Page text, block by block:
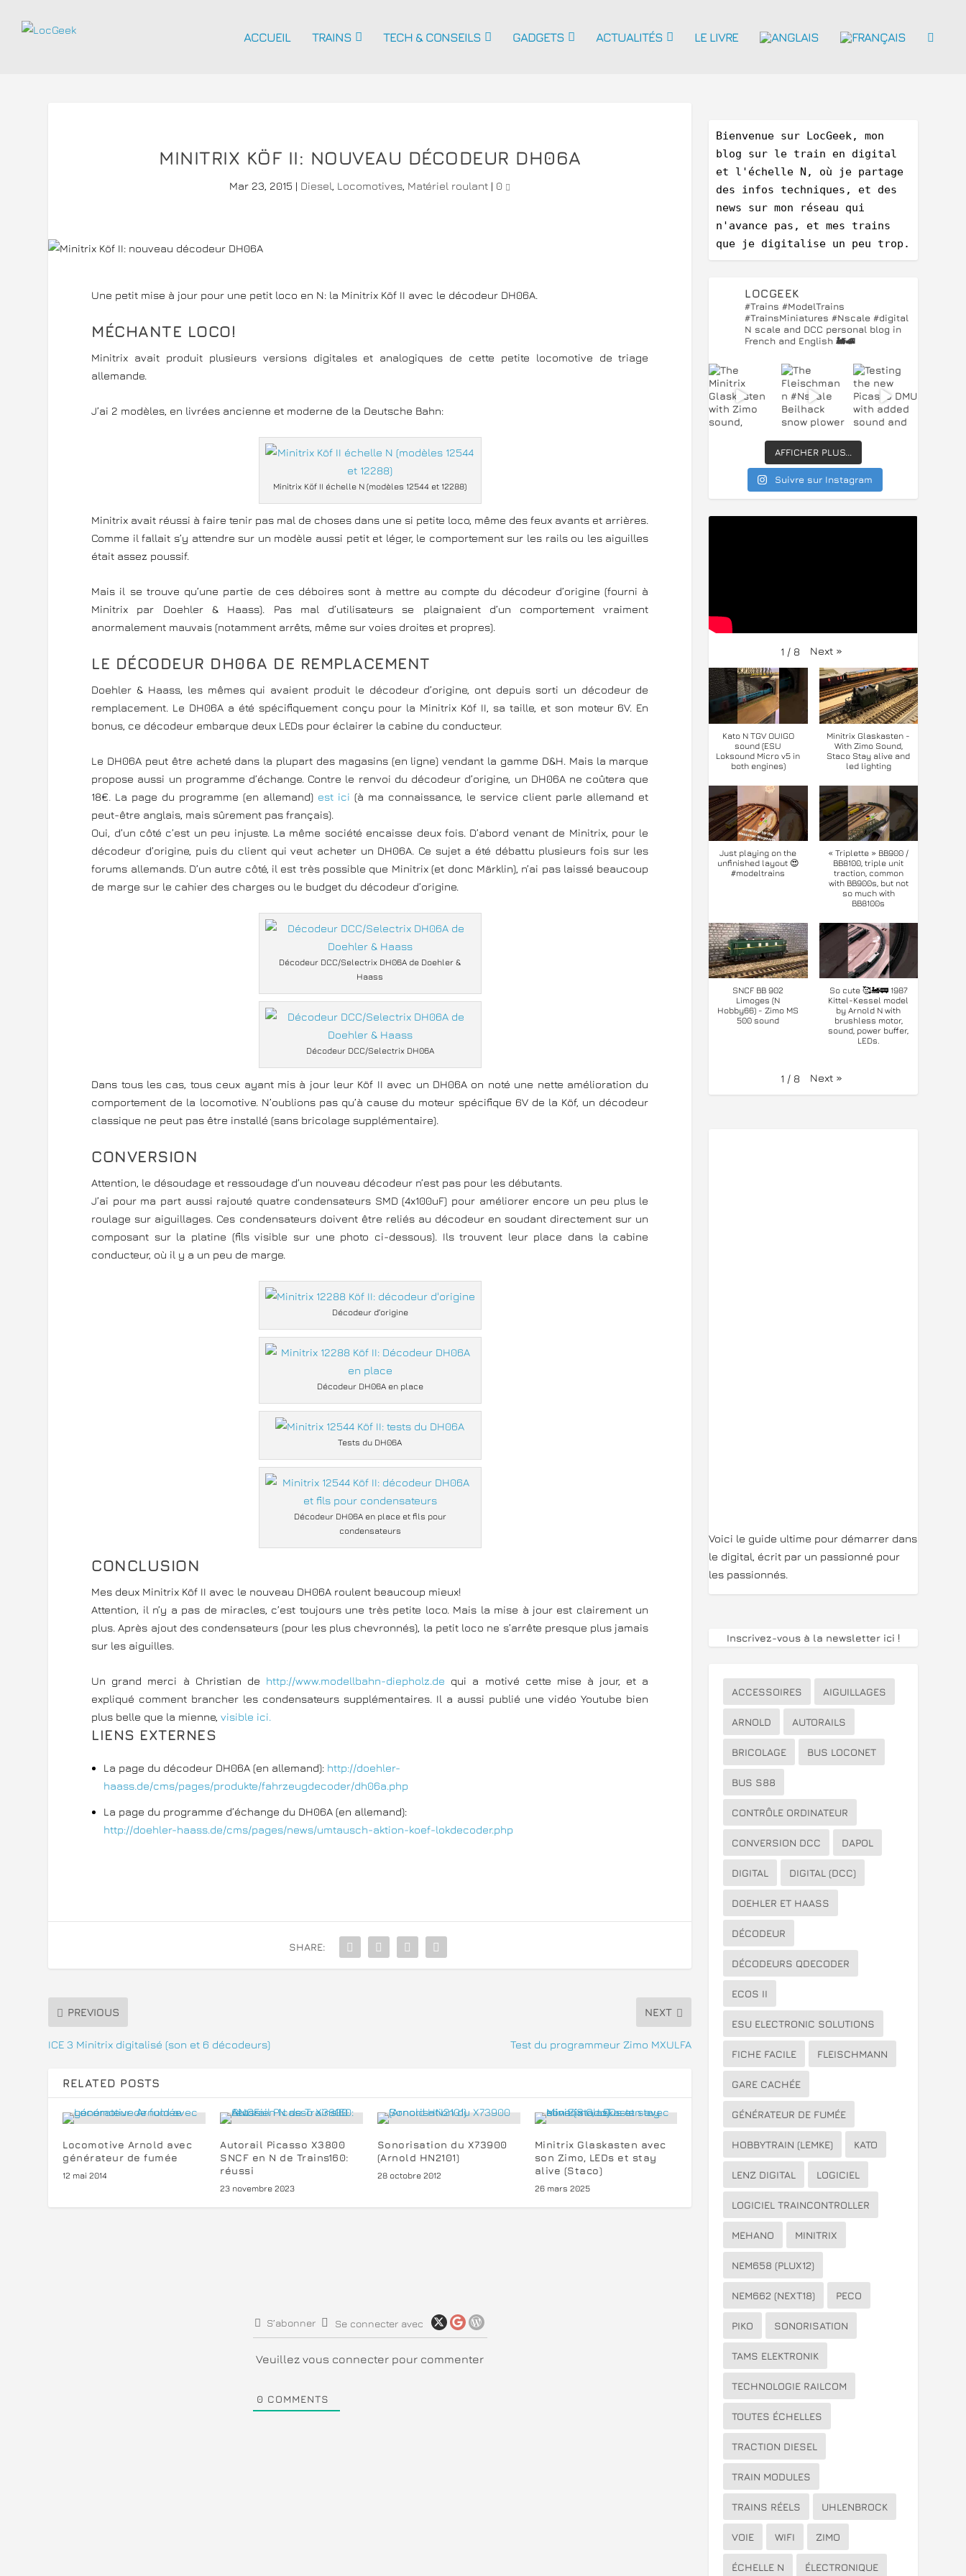
ACCUEIL TRAINS TECH & CONSEILS GADGETS ACTUALITÉS LE LIVRE
MINITRIX KÖF II: NOUVEAU DÉCODEUR DH06A
Mar 23, 2015 | Diesel, Locomotives, Matériel roulant | 0
Une petit mise à jour pour une petit loco en N: la Minitrix Köf II avec le décodeur DH06A.
MÉCHANTE LOCO!
Minitrix avait produit plusieurs versions digitales et analogiques de cette petite locomotive de triage
allemande.
J’ai 2 modèles, en livrées ancienne et moderne de la Deutsche Bahn:
Minitrix Köf II échelle N (modèles 12544 et 12288)
Minitrix avait réussi à faire tenir pas mal de choses dans une si petite loco, même des feux avants et arrières.
Comme il fallait s’y attendre sur un modèle aussi petit et léger, le comportement sur les rails ou les aiguilles
était assez poussif.
Mais il se trouve qu’une partie de ces déboires sont à mettre au compte du décodeur d’origine (fourni à
Minitrix par Doehler & Haass). Pas mal d’utilisateurs se plaignaient d’un comportement vraiment
anormalement mauvais (notamment arrêts, même sur voies droites et propres).
LE DÉCODEUR DH06A DE REMPLACEMENT
Doehler & Haass, les mêmes qui avaient produit le décodeur d’origine, ont depuis sorti un décodeur de
remplacement. Le DH06A a été spécifiquement conçu pour la Minitrix Köf II, sa taille, et son moteur 6V. En
bonus, ce décodeur embarque deux LEDs pour éclairer la cabine du conducteur.
Le DH06A peut être acheté dans la plupart des magasins (en ligne) vendant la gamme D&H. Mais la marque
propose aussi un programme d’échange. Contre le renvoi du décodeur d’origine, un DH06A ne coûtera que
18€. La page du programme (en allemand) est ici(à ma connaissance, le service client parle allemand et
peut-être anglais, mais sûrement pas français).
Oui, d’un côté c’est un peu injuste. La même société encaisse deux fois. D’abord venant de Minitrix, pour le
décodeur d’origine, puis du client qui veut acheter un DH06A. Ce sujet a été débattu plusieurs fois sur les
forums allemands. D’un autre côté, il est très possible que Minitrix (et donc Märklin), n’ai pas laissé beaucoup
de marge sur le cahier des charges ou le budget du décodeur d’origine.
Décodeur DCC/Selectrix DH06A de Doehler &
Haass
Décodeur DCC/Selectrix DH06A
Dans tous les cas, tous ceux ayant mis à jour leur Köf II avec un DH06A on noté une nette amélioration du
comportement de la locomotive. N’oublions pas qu’à cause du moteur spécifique 6V de la Köf, un décodeur
classique ne peut pas être installé (sans bricolage supplémentaire).
CONVERSION
Attention, le désoudage et ressoudage d’un nouveau décodeur n’est pas pour les débutants.
J’ai pour ma part aussi rajouté quatre condensateurs SMD (4x100uF) pour améliorer encore un peu plus le
roulage sur aiguillages. Ces condensateurs doivent être reliés au décodeur en soudant directement sur un
composant sur la platine (fils visible sur une photo ci-dessous). Ils trouvent leur place dans la cabine
conducteur, où il y a un peu de marge.
Décodeur d’origine
Décodeur DH06A en place
Tests du DH06A
Décodeur DH06A en place et fils pour
condensateurs
CONCLUSION
Mes deux Minitrix Köf II avec le nouveau DH06A roulent beaucoup mieux!
Attention, il n’y a pas de miracles, c’est toujours une très petite loco. Mais la mise à jour est clairement un
plus. Après ajout des condensateurs (pour les plus chevronnés), la petit loco ne s’arrête presque plus jamais
sur les aiguilles.
Un grand merci à Christian de http://www.modellbahn-diepholz.de qui a motivé cette mise à jour, et a
expliqué comment brancher les condensateurs supplémentaires. Il a aussi publié une vidéo Youtube bien
plus belle que la mienne,visible ici.
LIENS EXTERNES
La page du décodeur DH06A (en allemand): http://doehler-
haass.de/cms/pages/produkte/fahrzeugdecoder/dh06a.php
La page du programme d’échange du DH06A (en allemand):
http://doehler-haass.de/cms/pages/news/umtausch-aktion-koef-lokdecoder.php
SHARE:
PREVIOUS
ICE 3 Minitrix digitalisé (son et 6 décodeurs)
NEXT
Test du programmeur Zimo MXULFA
RELATED POSTS
Locomotive Arnold avec
générateur de fumée
12 mai 2014
Autorail Picasso X3800
SNCF en N de Trains160:
réussi
23 novembre 2023
Sonorisation du X73900
(Arnold HN2101)
28 octobre 2012
Minitrix Glaskasten avec
son Zimo, LEDs et stay
alive (Staco)
26 mars 2025
S’abonner Se connecter avec
Veuillez vous connecter pour commenter
0 COMMENTS
Bienvenue sur LocGeek, mon
blog sur le train en digital
et l'échelle N, où je partage
des infos techniques, et des
news sur mon réseau qui
n'avance pas, et mes trains
que je digitalise un peu trop.
LOCGEEK
#Trains #ModelTrains
#TrainsMiniatures #Nscale #digital
N scale and DCC personal blog in
French and English 🚂🚅
AFFICHER PLUS...
Suivre sur Instagram
1 / 8 Next »
Kato N TGV OUIGO
sound (ESU
Loksound Micro v5 in
both engines)
Minitrix Glaskasten -
With Zimo Sound,
Staco Stay alive and
led lighting
Just playing on the
unfinished layout 😍
#modeltrains
« Triplette » BB900 /
BB8100, triple unit
traction, common
with BB900s, but not
so much with
BB8100s
SNCF BB 902
Limoges (N
Hobby66) - Zimo MS
500 sound
So cute 🥰🚂🚃 1987
Kittel-Kessel model
by Arnold N with
brushless motor,
sound, power buffer,
LEDs.
1 / 8 Next »
Voici le guide ultime pour démarrer dans
le digital, écrit par un passionné pour
les passionnés.
Inscrivez-vous à la newsletter ici !
ACCESSOIRES AIGUILLAGES
ARNOLD AUTORAILS
BRICOLAGE BUS LOCONET
BUS S88
CONTRÔLE ORDINATEUR
CONVERSION DCC DAPOL
DIGITAL DIGITAL (DCC)
DOEHLER ET HAASS
DÉCODEUR
DÉCODEURS QDECODER
ECOS II
ESU ELECTRONIC SOLUTIONS
FICHE FACILE FLEISCHMANN
GARE CACHÉE
GÉNÉRATEUR DE FUMÉE
HOBBYTRAIN (LEMKE) KATO
LENZ DIGITAL LOGICIEL
LOGICIEL TRAINCONTROLLER
MEHANO MINITRIX
NEM658 (PLUX12)
NEM662 (NEXT18) PECO
PIKO SONORISATION
TAMS ELEKTRONIK
TECHNOLOGIE RAILCOM
TOUTES ÉCHELLES
TRACTION DIESEL
TRAIN MODULES
TRAINS RÉELS UHLENBROCK
VOIE WIFI ZIMO
ÉCHELLE N ÉLECTRONIQUE